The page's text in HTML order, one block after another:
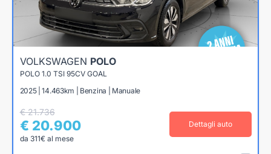
VOLKSWAGEN POLO
POLO 1.0 TSI 95CV GOAL
2025 | 14.463km | Benzina | Manuale
€ 21.736
€ 20.900
da 311€ al mese
Dettagli auto